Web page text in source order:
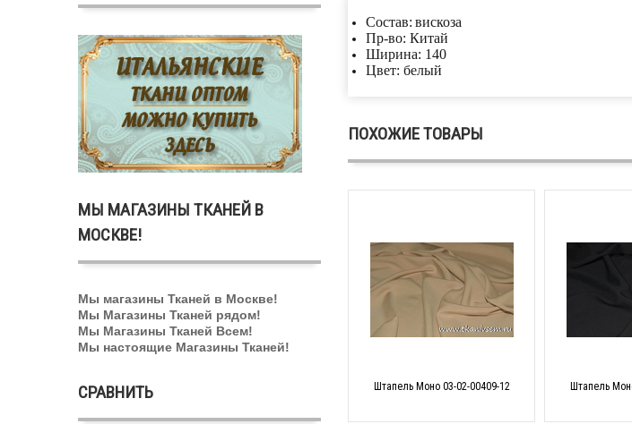
МЫ МАГАЗИНЫ ТКАНЕЙ В
МОСКВЕ!
Мы магазины Тканей в Москве!
Мы Магазины Тканей рядом!
Мы Магазины Тканей Всем!
Мы настоящие Магазины Тканей!
СРАВНИТЬ
Состав: вискоза
Пр-во: Китай
Ширина: 140
Цвет: белый
ПОХОЖИЕ ТОВАРЫ
Штапель Моно 03-02-00409-12 Штапель